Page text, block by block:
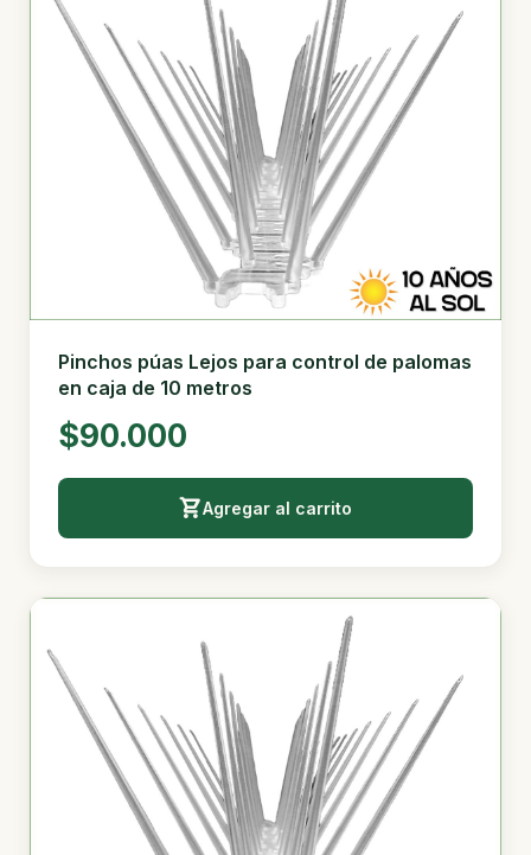
Pinchos púas Lejos para control de palomas
en caja de 10 metros
$90.000
Agregar al carrito